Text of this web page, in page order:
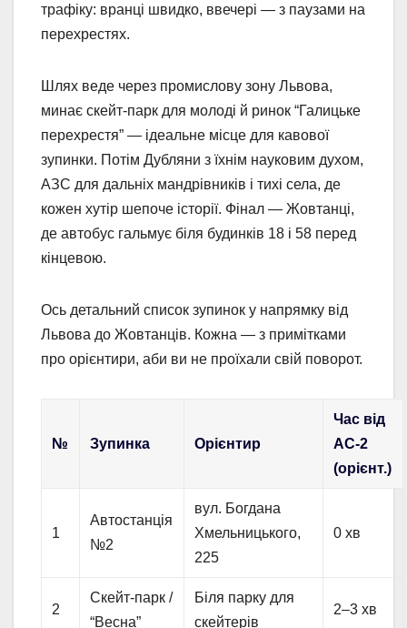
трафіку: вранці швидко, ввечері — з паузами на
перехрестях.
Шлях веде через промислову зону Львова,
минає скейт-парк для молоді й ринок “Галицьке
перехрестя” — ідеальне місце для кавової
зупинки. Потім Дубляни з їхнім науковим духом,
АЗС для дальніх мандрівників і тихі села, де
кожен хутір шепоче історії. Фінал — Жовтанці,
де автобус гальмує біля будинків 18 і 58 перед
кінцевою.
Ось детальний список зупинок у напрямку від
Львова до Жовтанців. Кожна — з примітками
про орієнтири, аби ви не проїхали свій поворот.
№ Зупинка Орієнтир
Час від
АС-2
(орієнт.)
1
Автостанція
№2
вул. Богдана
Хмельницького,
225
0 хв
2
Скейт-парк /
“Весна”
Біля парку для
скейтерів
2–3 хв